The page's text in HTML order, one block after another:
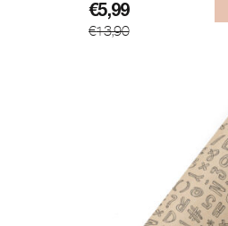
€13,90
Oorspronkelijke
prijs
€5,99
Huidige
prijs